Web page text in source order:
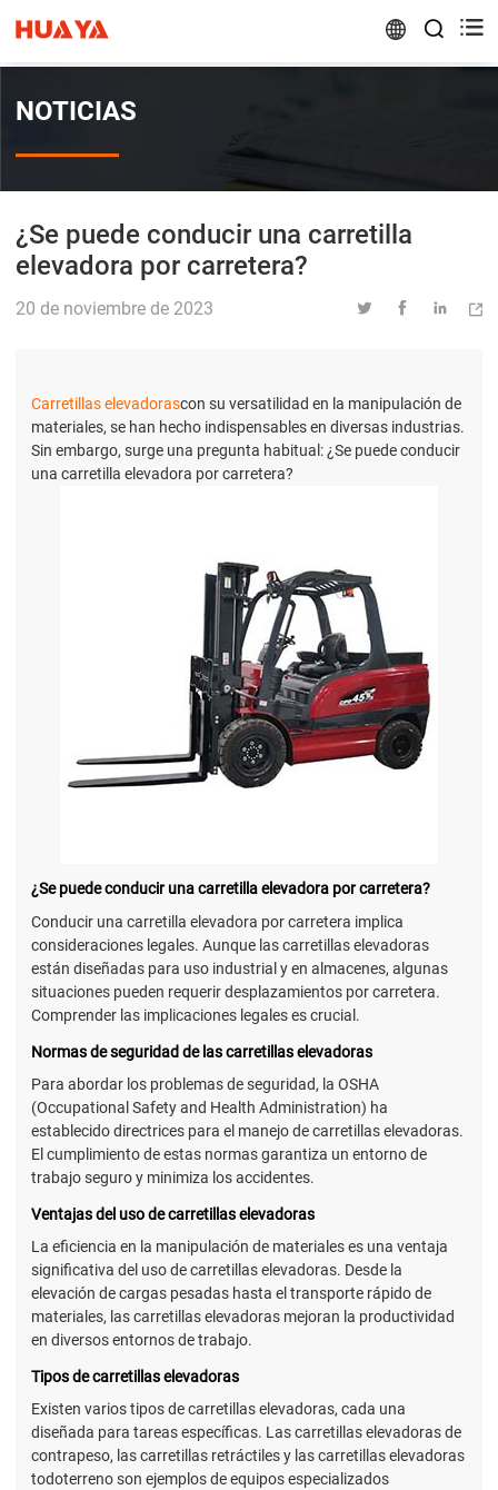
 
NOTICIAS
¿Se puede conducir una carretilla
elevadora por carretera?
20 de noviembre de 2023    
Carretillas elevadorascon su versatilidad en la manipulación de
materiales, se han hecho indispensables en diversas industrias.
Sin embargo, surge una pregunta habitual: ¿Se puede conducir
una carretilla elevadora por carretera?
¿Se puede conducir una carretilla elevadora por carretera?
Conducir una carretilla elevadora por carretera implica
consideraciones legales. Aunque las carretillas elevadoras
están diseñadas para uso industrial y en almacenes, algunas
situaciones pueden requerir desplazamientos por carretera.
Comprender las implicaciones legales es crucial.
Normas de seguridad de las carretillas elevadoras
Para abordar los problemas de seguridad, la OSHA
(Occupational Safety and Health Administration) ha
establecido directrices para el manejo de carretillas elevadoras.
El cumplimiento de estas normas garantiza un entorno de
trabajo seguro y minimiza los accidentes.
Ventajas del uso de carretillas elevadoras
La eficiencia en la manipulación de materiales es una ventaja
significativa del uso de carretillas elevadoras. Desde la
elevación de cargas pesadas hasta el transporte rápido de
materiales, las carretillas elevadoras mejoran la productividad
en diversos entornos de trabajo.
Tipos de carretillas elevadoras
Existen varios tipos de carretillas elevadoras, cada una
diseñada para tareas específicas. Las carretillas elevadoras de
contrapeso, las carretillas retráctiles y las carretillas elevadoras
todoterreno son ejemplos de equipos especializados